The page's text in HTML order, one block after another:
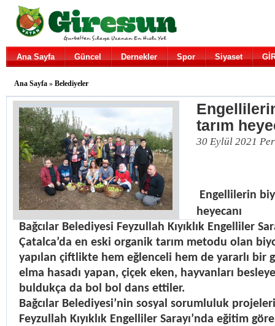
Ana Sayfa Güncel Dernekler Spor Siyaset
Ana Sayfa » Belediyeler
tarım
30 Eylül 2021
Engellilerin
heyecanı
Bağcılar Belediyesi Feyzullah Kıyıklık Engelliler
Çatalca’da en eski organik tarım metodu olan
yapılan çiftlikte hem eğlenceli hem de yararlı bir
elma hasadı yapan, çiçek eken, hayvanları
buldukça da bol bol dans ettiler.
Bağcılar Belediyesi’nin sosyal sorumluluk
Feyzullah Kıyıklık Engelliler Sarayı’nda eğitim